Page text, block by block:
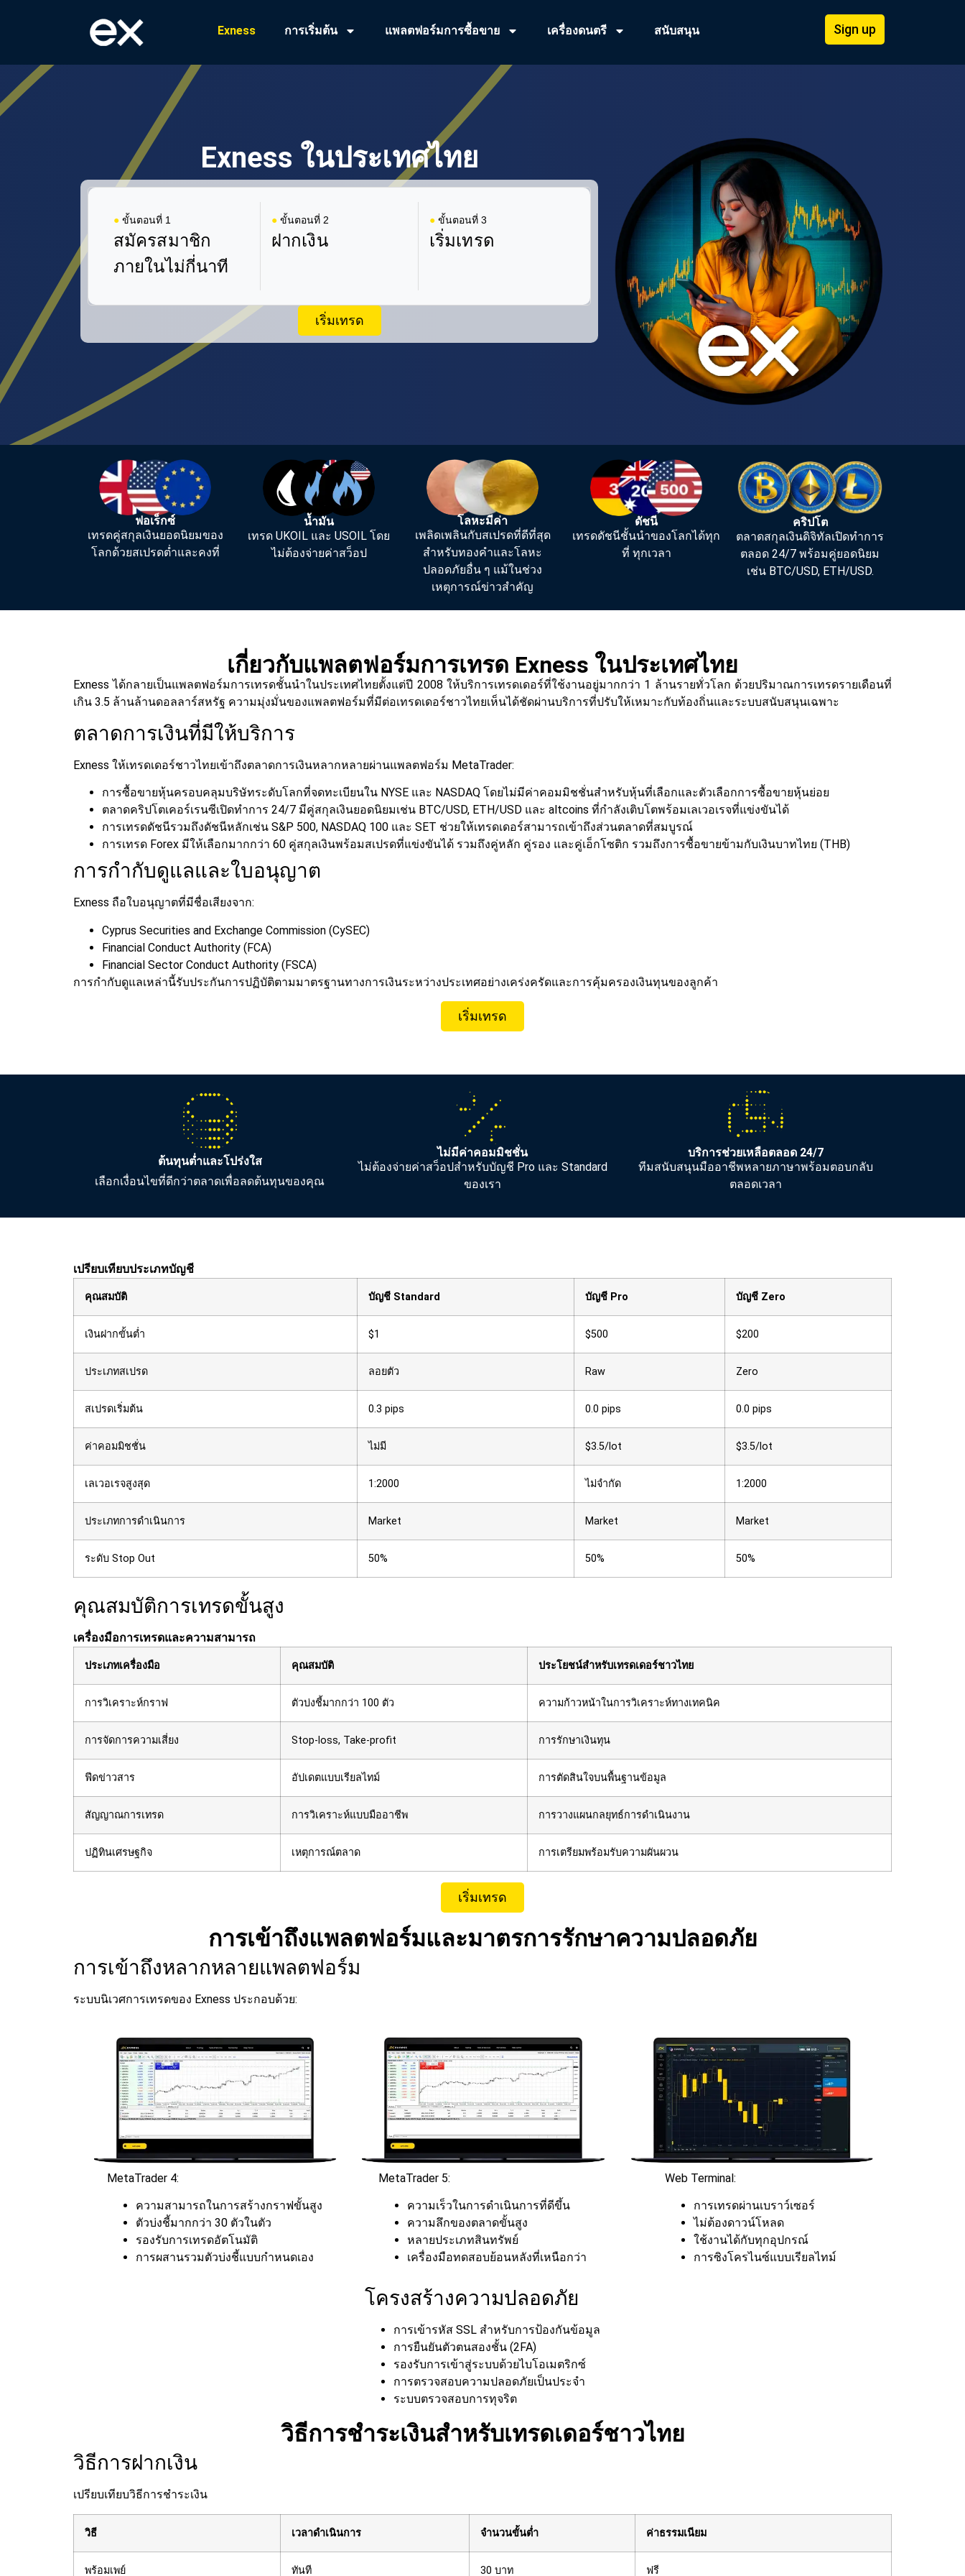
Exness การเริ่มต้น แพลตฟอร์มการซื้อขาย เครื่องดนตรี สนับสนุน Sign up
Exness ในประเทศไทย
● ขั้นตอนที่ 1
สมัครสมาชิก
ภายในไม่กี่นาที
● ขั้นตอนที่ 2
ฝากเงิน
● ขั้นตอนที่ 3
เริ่มเทรด
เริ่มเทรด
ฟอเร็กซ์
เทรดคู่สกุลเงินยอดนิยมของ
โลกด้วยสเปรดต่ำและคงที่
น้ำมัน
เทรด UKOIL และ USOIL โดย
ไม่ต้องจ่ายค่าสว็อป
โลหะมีค่า
เพลิดเพลินกับสเปรดที่ดีที่สุด
สำหรับทองคำและโลหะ
ปลอดภัยอื่น ๆ แม้ในช่วง
เหตุการณ์ข่าวสำคัญ
ดัชนี
เทรดดัชนีชั้นนำของโลกได้ทุก
ที่ ทุกเวลา
คริปโต
ตลาดสกุลเงินดิจิทัลเปิดทำการ
ตลอด 24/7 พร้อมคู่ยอดนิยม
เช่น BTC/USD, ETH/USD.
เกี่ยวกับแพลตฟอร์มการเทรด Exness ในประเทศไทย
Exness ได้กลายเป็นแพลตฟอร์มการเทรดชั้นนำในประเทศไทยตั้งแต่ปี 2008 ให้บริการเทรดเดอร์ที่ใช้งานอยู่มากกว่า 1 ล้านรายทั่วโลก ด้วยปริมาณการเทรดรายเดือนที่
เกิน 3.5 ล้านล้านดอลลาร์สหรัฐ ความมุ่งมั่นของแพลตฟอร์มที่มีต่อเทรดเดอร์ชาวไทยเห็นได้ชัดผ่านบริการที่ปรับให้เหมาะกับท้องถิ่นและระบบสนับสนุนเฉพาะ
ตลาดการเงินที่มีให้บริการ
Exness ให้เทรดเดอร์ชาวไทยเข้าถึงตลาดการเงินหลากหลายผ่านแพลตฟอร์ม MetaTrader:
การซื้อขายหุ้นครอบคลุมบริษัทระดับโลกที่จดทะเบียนใน NYSE และ NASDAQ โดยไม่มีค่าคอมมิชชั่นสำหรับหุ้นที่เลือกและตัวเลือกการซื้อขายหุ้นย่อย
ตลาดคริปโตเคอร์เรนซีเปิดทำการ 24/7 มีคู่สกุลเงินยอดนิยมเช่น BTC/USD, ETH/USD และ altcoins ที่กำลังเติบโตพร้อมเลเวอเรจที่แข่งขันได้
การเทรดดัชนีรวมถึงดัชนีหลักเช่น S&P 500, NASDAQ 100 และ SET ช่วยให้เทรดเดอร์สามารถเข้าถึงส่วนตลาดที่สมบูรณ์
การเทรด Forex มีให้เลือกมากกว่า 60 คู่สกุลเงินพร้อมสเปรดที่แข่งขันได้ รวมถึงคู่หลัก คู่รอง และคู่เอ็กโซติก รวมถึงการซื้อขายข้ามกับเงินบาทไทย (THB)
การกำกับดูแลและใบอนุญาต
Exness ถือใบอนุญาตที่มีชื่อเสียงจาก:
Cyprus Securities and Exchange Commission (CySEC)
Financial Conduct Authority (FCA)
Financial Sector Conduct Authority (FSCA)
การกำกับดูแลเหล่านี้รับประกันการปฏิบัติตามมาตรฐานทางการเงินระหว่างประเทศอย่างเคร่งครัดและการคุ้มครองเงินทุนของลูกค้า
เริ่มเทรด
ต้นทุนต่ำและโปร่งใส
เลือกเงื่อนไขที่ดีกว่าตลาดเพื่อลดต้นทุนของคุณ
ไม่มีค่าคอมมิชชั่น
ไม่ต้องจ่ายค่าสว็อปสำหรับบัญชี Pro และ Standard
ของเรา
บริการช่วยเหลือตลอด 24/7
ทีมสนับสนุนมืออาชีพหลายภาษาพร้อมตอบกลับ
ตลอดเวลา
เปรียบเทียบประเภทบัญชี
คุณสมบัติ บัญชี Standard บัญชี Pro บัญชี Zero
เงินฝากขั้นต่ำ $1 $500 $200
ประเภทสเปรด ลอยตัว Raw Zero
สเปรดเริ่มต้น 0.3 pips 0.0 pips 0.0 pips
ค่าคอมมิชชั่น ไม่มี $3.5/lot $3.5/lot
เลเวอเรจสูงสุด 1:2000 ไม่จำกัด 1:2000
ประเภทการดำเนินการ Market Market Market
ระดับ Stop Out 50% 50% 50%
คุณสมบัติการเทรดขั้นสูง
เครื่องมือการเทรดและความสามารถ
ประเภทเครื่องมือ คุณสมบัติ ประโยชน์สำหรับเทรดเดอร์ชาวไทย
การวิเคราะห์กราฟ ตัวบ่งชี้มากกว่า 100 ตัว ความก้าวหน้าในการวิเคราะห์ทางเทคนิค
การจัดการความเสี่ยง Stop-loss, Take-profit การรักษาเงินทุน
ฟีดข่าวสาร อัปเดตแบบเรียลไทม์ การตัดสินใจบนพื้นฐานข้อมูล
สัญญาณการเทรด การวิเคราะห์แบบมืออาชีพ การวางแผนกลยุทธ์การดำเนินงาน
ปฏิทินเศรษฐกิจ เหตุการณ์ตลาด การเตรียมพร้อมรับความผันผวน
เริ่มเทรด
การเข้าถึงแพลตฟอร์มและมาตรการรักษาความปลอดภัย
การเข้าถึงหลากหลายแพลตฟอร์ม
ระบบนิเวศการเทรดของ Exness ประกอบด้วย:
MetaTrader 4:
ความสามารถในการสร้างกราฟขั้นสูง
ตัวบ่งชี้มากกว่า 30 ตัวในตัว
รองรับการเทรดอัตโนมัติ
การผสานรวมตัวบ่งชี้แบบกำหนดเอง
MetaTrader 5:
ความเร็วในการดำเนินการที่ดีขึ้น
ความลึกของตลาดขั้นสูง
หลายประเภทสินทรัพย์
เครื่องมือทดสอบย้อนหลังที่เหนือกว่า
Web Terminal:
การเทรดผ่านเบราว์เซอร์
ไม่ต้องดาวน์โหลด
ใช้งานได้กับทุกอุปกรณ์
การซิงโครไนซ์แบบเรียลไทม์
โครงสร้างความปลอดภัย
การเข้ารหัส SSL สำหรับการป้องกันข้อมูล
การยืนยันตัวตนสองชั้น (2FA)
รองรับการเข้าสู่ระบบด้วยไบโอเมตริกซ์
การตรวจสอบความปลอดภัยเป็นประจำ
ระบบตรวจสอบการทุจริต
วิธีการชำระเงินสำหรับเทรดเดอร์ชาวไทย
วิธีการฝากเงิน
เปรียบเทียบวิธีการชำระเงิน
วิธี เวลาดำเนินการ จำนวนขั้นต่ำ ค่าธรรมเนียม
พร้อมเพย์ ทันที 30 บาท ฟรี